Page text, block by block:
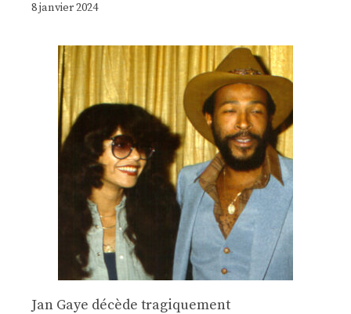
8 janvier 2024
Jan Gaye décède tragiquement